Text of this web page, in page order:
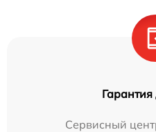
Гарантия
Сервисный